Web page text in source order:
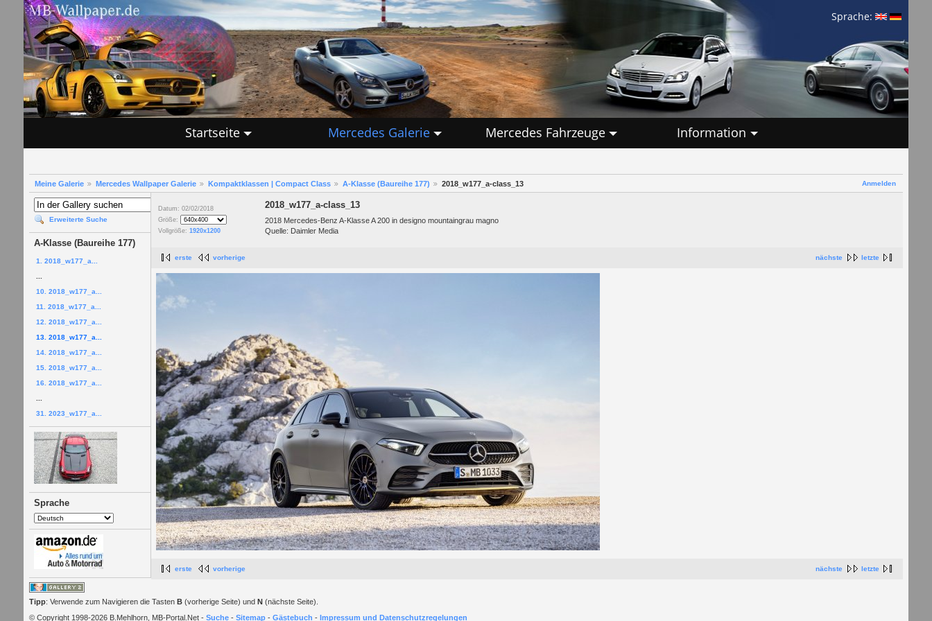
Sprache:
Startseite Mercedes Galerie Mercedes Fahrzeuge Information
Anmelden
Meine Galerie Mercedes Wallpaper Galerie Kompaktklassen | Compact Class A-Klasse (Baureihe 177) 2018_w177_a-class_13
Erweiterte Suche
A-Klasse (Baureihe 177)
1. 2018_w177_a...
10. 2018_w177_a...
11. 2018_w177_a...
12. 2018_w177_a...
13. 2018_w177_a...
14. 2018_w177_a...
15. 2018_w177_a...
16. 2018_w177_a...
31. 2023_w177_a...
Sprache
Datum: 02/02/2018
Größe:
Vollgröße: 1920x1200
2018_w177_a-class_13
2018 Mercedes-Benz A-Klasse A 200 in designo mountaingrau magno
Quelle: Daimler Media
nächste letzte
erste vorherige
nächste letzte
erste vorherige
Tipp: Verwende zum Navigieren die Tasten B(vorherige Seite) und N(nächste Seite).
© Copyright 1998-2026 B.Mehlhorn, MB-Portal.Net - Suche- Sitemap- Gästebuch - Impressum und Datenschutzregelungen